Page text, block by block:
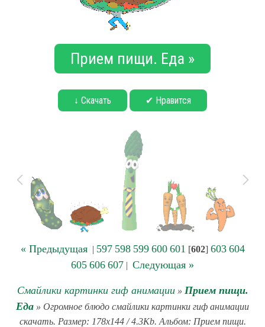
Прием пищи. Еда »
↓ Скачать ✔ Нравится
« Предыдущая| 597 598 599 600 601 [602] 603 604
605 606 607 | Следующая »
Смайлики картинки гиф анимации» Прием пищи.
Еда » Огромное блюдо смайлики картинки гиф анимации
скачать. Размер: 178x144 / 4.3Kb. Альбом: Прием пищи.